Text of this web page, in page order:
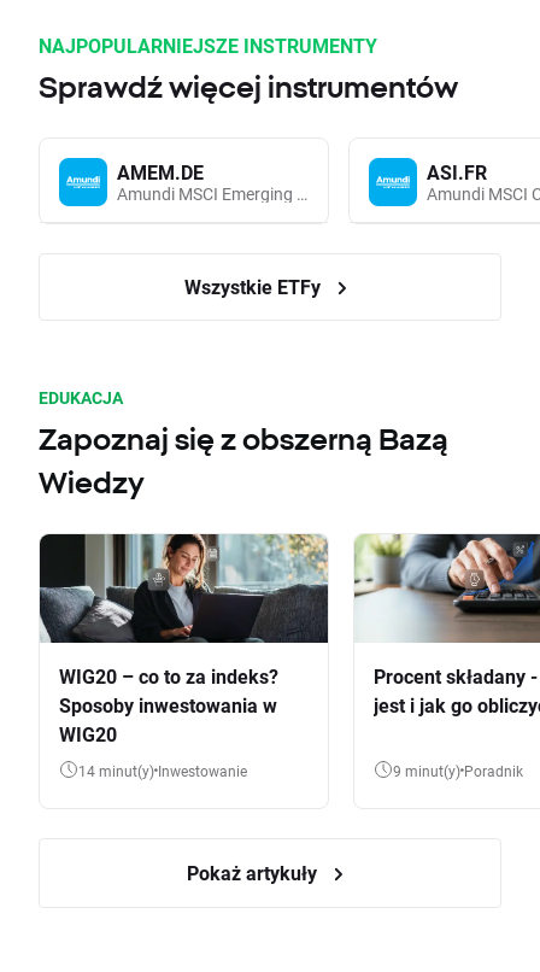
NAJPOPULARNIEJSZE INSTRUMENTY
Sprawdź więcej instrumentów
AMEM.DE
Amundi MSCI Emerging Markets UCITS (Acc EUR)
ASI.FR
Wszystkie ETFy
EDUKACJA
Zapoznaj się z obszerną Bazą
Wiedzy
WIG20 – co to za indeks?
Sposoby inwestowania w
WIG20
14 minut(y) Inwestowanie
Procent składany
jest i jak go
9 minut(y) Poradnik
Pokaż artykuły